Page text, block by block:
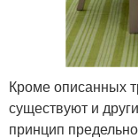
Кроме описанных
существуют и
принцип